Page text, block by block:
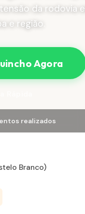
da rodovia
e região.
Agora
realizados
Branco)